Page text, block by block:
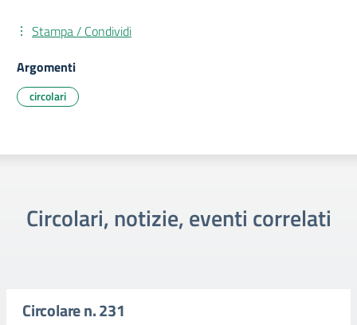
Stampa / Condividi
Argomenti
circolari
Circolari, notizie, eventi correlati
Circolare n. 231